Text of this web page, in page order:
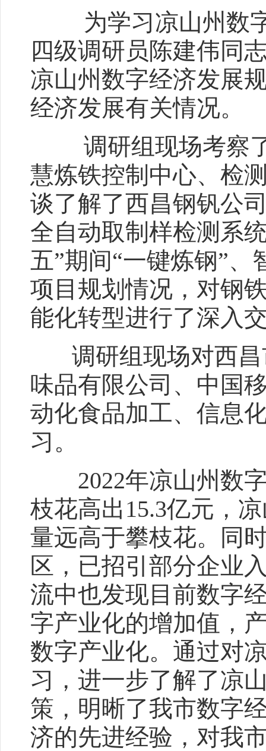
为学习凉山州数字
四级调研员陈建伟同
凉山州数字经济发展
经济发展有关情况。
调研组现场考察了
慧炼铁控制中心、检
谈了解了西昌钢钒公
全自动取制样检测系
五”期间“一键炼钢”
项目规划情况，对钢
能化转型进行了深
调研组现场对西昌
味品有限公司、中国
动化食品加工、信息
习。
2022年凉山州数字
枝花高出15.3亿元，
量远高于攀枝花。同
区，已招引部分企业
流中也发现目前数字
字产业化的增加值，
数字产业化。通过对
习，进一步了解了凉
策，明晰了我市数字
济的先进经验，对我